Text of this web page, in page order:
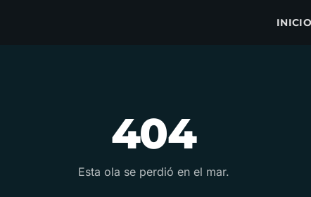
404
Esta ola se perdió en el mar.